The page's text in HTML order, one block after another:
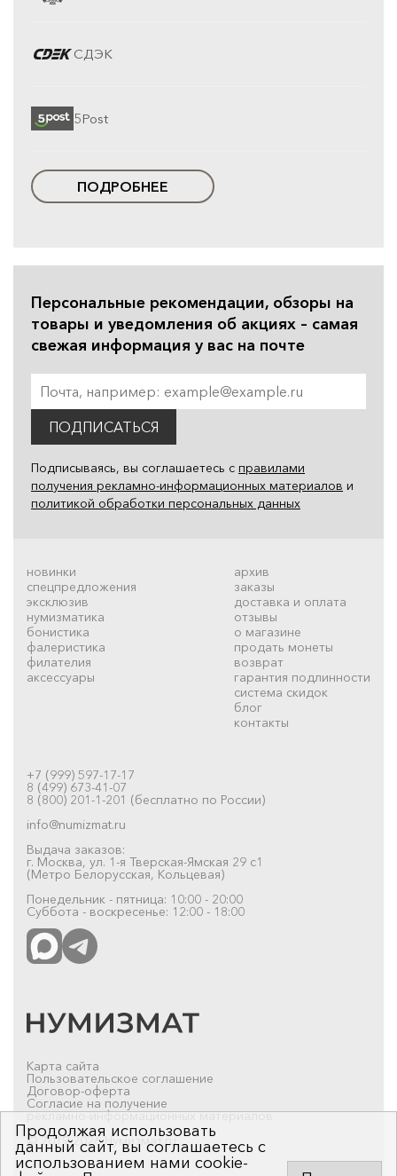
СДЭК
5Post
ПОДРОБНЕЕ
Персональные рекомендации, обзоры на
товары и уведомления об акциях – самая
свежая информация у вас на почте
ПОДПИСАТЬСЯ
Подписываясь, вы соглашаетесь с правилами
получения рекламно-информационных материалов и
политикой обработки персональных данных
новинки
спецпредложения
эксклюзив
нумизматика
бонистика
фалеристика
филателия
аксессуары
архив
заказы
доставка и оплата
отзывы
о магазине
продать монеты
возврат
гарантия подлинности
система скидок
блог
контакты
+7 (999) 597-17-17
8 (499) 673-41-07
8 (800) 201-1-201 (бесплатно по России)
info@numizmat.ru
Выдача заказов:
г. Москва, ул. 1-я Тверская-Ямская 29 с1
(Метро Белорусская, Кольцевая)
Понедельник - пятница: 10:00 - 20:00
Суббота - воскресенье: 12:00 - 18:00
Карта сайта
Пользовательское соглашение
Договор-оферта
Согласие на получение
рекламно-информационных материалов
© 2019-2026 Нумизмат.ru
Продолжая использовать
данный сайт, вы соглашаетесь с
использованием нами cookie-